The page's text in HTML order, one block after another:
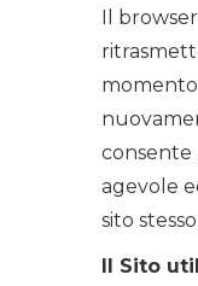
Il
consente
agevole
sito stesso.
Il Sito